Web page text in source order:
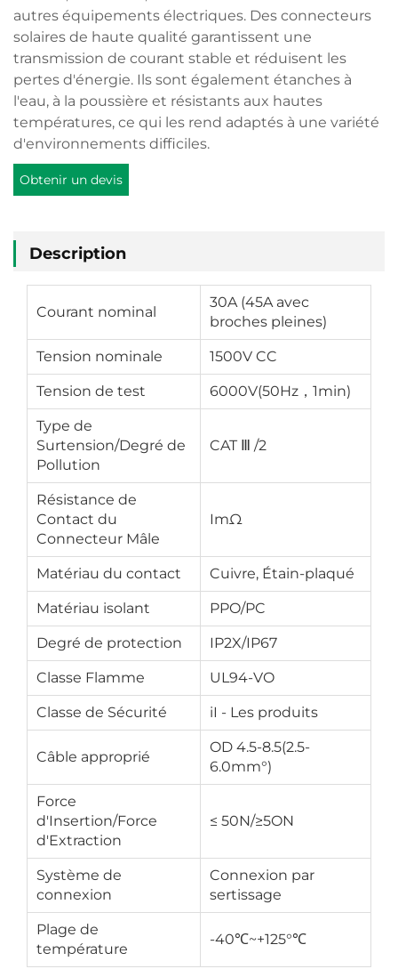
autres équipements électriques. Des connecteurs
solaires de haute qualité garantissent une
transmission de courant stable et réduisent les
pertes d'énergie. Ils sont également étanches à
l'eau, à la poussière et résistants aux hautes
températures, ce qui les rend adaptés à une variété
d'environnements difficiles.
Obtenir un devis
Description
Courant nominal
30A (45A avec
broches pleines)
Tension nominale 1500V CC
Tension de test 6000V(50Hz，1min)
Type de
Surtension/Degré de
Pollution
CAT Ⅲ /2
Résistance de
Contact du
Connecteur Mâle
ImΩ
Matériau du contact Cuivre, Étain-plaqué
Matériau isolant PPO/PC
Degré de protection IP2X/IP67
Classe Flamme UL94-VO
Classe de Sécurité iI - Les produits
Câble approprié
OD 4.5-8.5(2.5-
6.0mm°)
Force
d'Insertion/Force
d'Extraction
≤ 50N/≥5ON
Système de
connexion
Connexion par
sertissage
Plage de
température
-40℃~+125°℃